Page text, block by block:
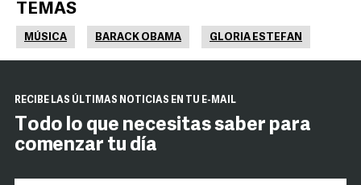
TEMAS
MÚSICA BARACK OBAMA GLORIA ESTEFAN
RECIBE LAS ÚLTIMAS NOTICIAS EN TU E-MAIL
Todo lo que necesitas saber para
comenzar tu día